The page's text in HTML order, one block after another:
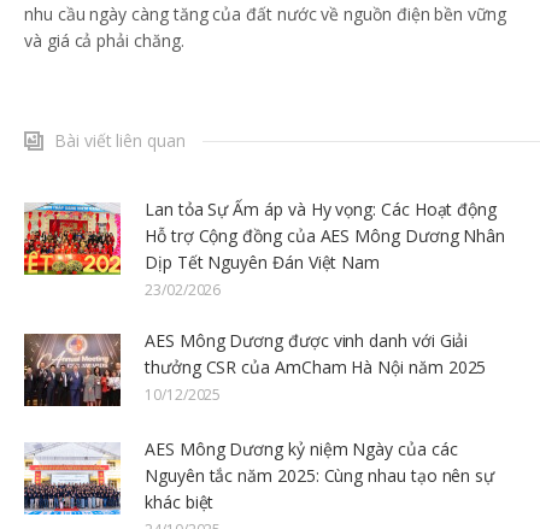
nhu cầu ngày càng tăng của đất nước về nguồn điện bền vững
và giá cả phải chăng.
Bài viết liên quan
Lan tỏa Sự Ấm áp và Hy vọng: Các Hoạt động
Hỗ trợ Cộng đồng của AES Mông Dương Nhân
Dịp Tết Nguyên Đán Việt Nam
23/02/2026
AES Mông Dương được vinh danh với Giải
thưởng CSR của AmCham Hà Nội năm 2025
10/12/2025
AES Mông Dương kỷ niệm Ngày của các
Nguyên tắc năm 2025: Cùng nhau tạo nên sự
khác biệt